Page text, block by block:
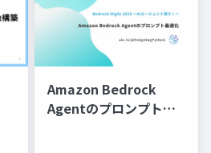
Amazon Bedrock
Agentのプロンプト最